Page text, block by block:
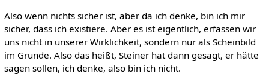
Also wenn nichts sicher ist, aber da ich denke, bin ich mir
sicher, dass ich existiere. Aber es ist eigentlich, erfassen wir
uns nicht in unserer Wirklichkeit, sondern nur als Scheinbild
im Grunde. Also das heißt, Steiner hat dann gesagt, er hätte
sagen sollen, ich denke, also bin ich nicht.